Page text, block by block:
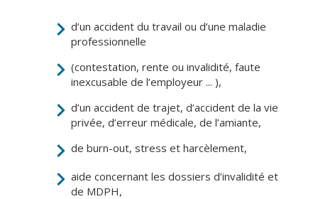
Publication des
actes
administratifs
Journal
municipal
Actualités
Agenda
Fil de l'info
Inscriptions
scolaires 2026-
Enfance
jeunesse
Centres de
loisirs
Espace jeunes
Point
d’un accident du travail ou d’une maladie
professionnelle
(contestation, rente ou invalidité, faute
inexcusable de l’employeur ... ),
d’un accident de trajet, d’accident de la vie
privée, d’erreur médicale, de l’amiante,
de burn-out, stress et harcèlement,
aide concernant les dossiers d’invalidité et
de MDPH,